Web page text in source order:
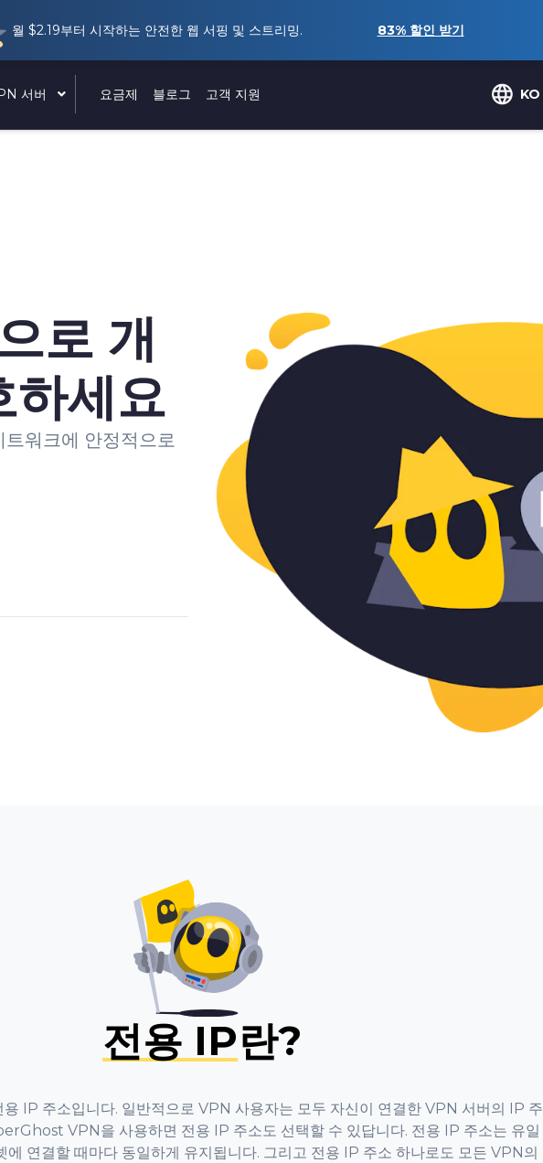
월 $2.19부터 시작하는 안전한 웹 서핑 및 스트리밍. 83%할인 받기
서버 요금제 블로그 고객 지원 KO
로 개
하세요
워크에 안정적으로
전용 IP란?
IP 주소입니다. 일반적으로 VPN 사용자는 모두 자신이 연결한 VPN 서버의 IP 주
VPN을 사용하면 전용 IP 주소도 선택할 수 있답니다. 전용 IP 주소는 유일
에 연결할 때마다 동일하게 유지됩니다. 그리고 전용 IP 주소 하나로도 모든 VPN의